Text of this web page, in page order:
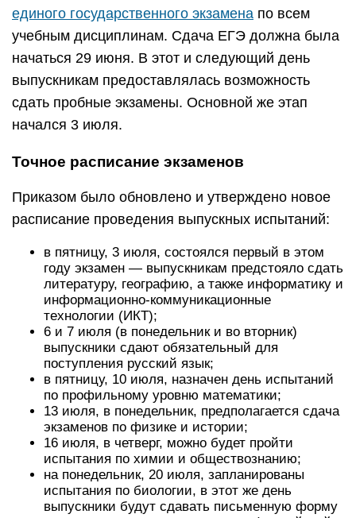
единого государственного экзамена по всем
учебным дисциплинам. Сдача ЕГЭ должна была
начаться 29 июня. В этот и следующий день
выпускникам предоставлялась возможность
сдать пробные экзамены. Основной же этап
начался 3 июля.
Точное расписание экзаменов
Приказом было обновлено и утверждено новое
расписание проведения выпускных испытаний:
в пятницу, 3 июля, состоялся первый в этом
году экзамен — выпускникам предстояло сдать
литературу, географию, а также информатику и
информационно-коммуникационные
технологии (ИКТ);
6 и 7 июля (в понедельник и во вторник)
выпускники сдают обязательный для
поступления русский язык;
в пятницу, 10 июля, назначен день испытаний
по профильному уровню математики;
13 июля, в понедельник, предполагается сдача
экзаменов по физике и истории;
16 июля, в четверг, можно будет пройти
испытания по химии и обществознанию;
на понедельник, 20 июля, запланированы
испытания по биологии, в этот же день
выпускники будут сдавать письменную форму